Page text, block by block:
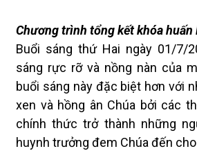
Chương trình tổng kết khóa
Buổi sáng thứ Hai ngày 01/7/
sáng rực rỡ và nồng nàn của
buổi sáng này đặc biệt hơn với
xen và hồng ân Chúa bởi các
chính thức trở thành những
huynh trưởng đem Chúa đến